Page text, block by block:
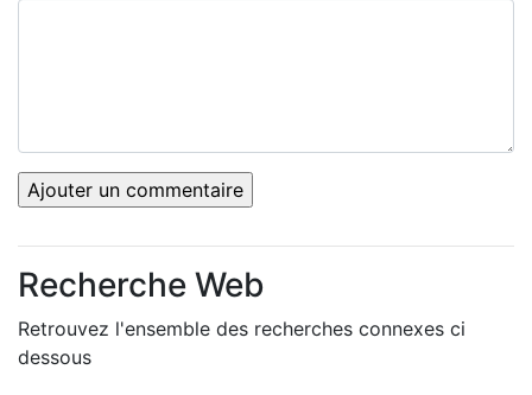
Recherche Web
Retrouvez l'ensemble des recherches connexes ci
dessous